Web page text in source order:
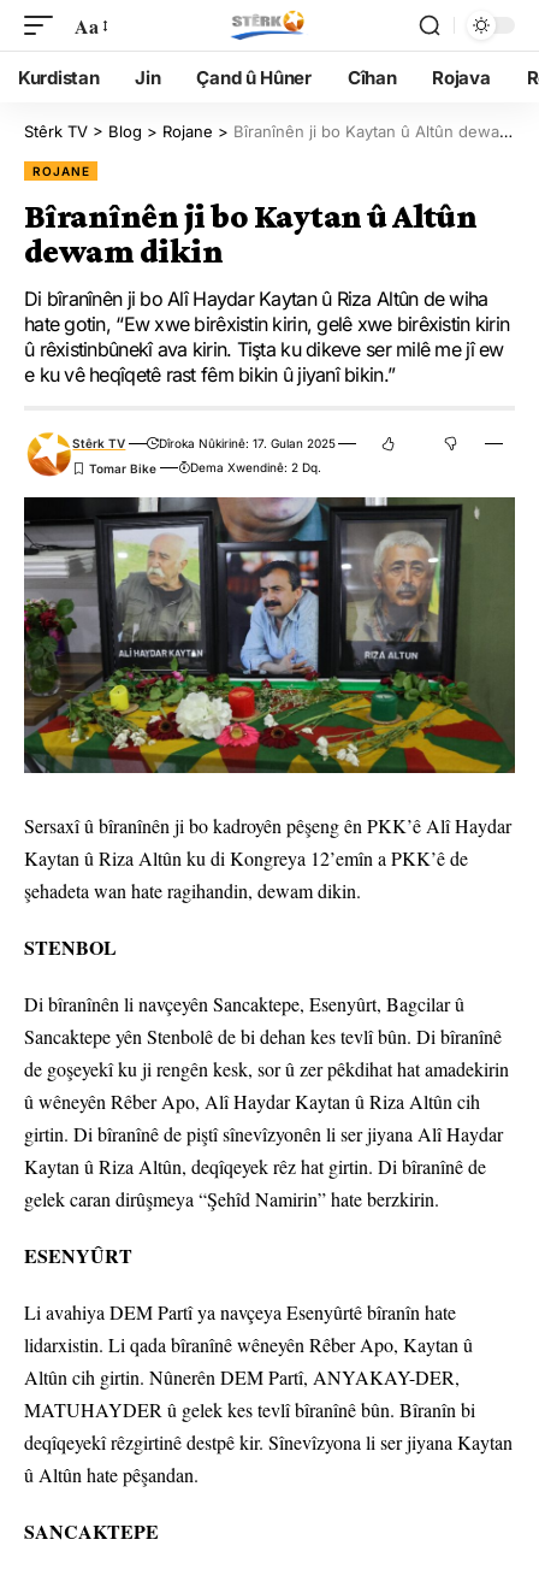
Aa
Kurdistan Jin Çand û Hûner Cîhan Rojava
Stêrk TV > Blog > Rojane > Bîranînên ji bo Kaytan û Altûn dewam dikin
ROJANE
Bîranînên ji bo Kaytan û Altûn
dewam dikin
Di bîranînên ji bo Alî Haydar Kaytan û Riza Altûn de wiha
hate gotin, “Ew xwe birêxistin kirin, gelê xwe birêxistin kirin
û rêxistinbûnekî ava kirin. Tişta ku dikeve ser milê me jî ew
e ku vê heqîqetê rast fêm bikin û jiyanî bikin.”
Stêrk TV
Dîroka Nûkirinê: 17. Gulan 2025
Dema Xwendinê: 2 Dq.
Sersaxî û bîranînên ji bo kadroyên pêşeng ên PKK’ê Alî Haydar
Kaytan û Riza Altûn ku di Kongreya 12’emîn a PKK’ê de
şehadeta wan hate ragihandin, dewam dikin.
STENBOL
Di bîranînên li navçeyên Sancaktepe, Esenyûrt, Bagcilar û
Sancaktepe yên Stenbolê de bi dehan kes tevlî bûn. Di bîranînê
de goşeyekî ku ji rengên kesk, sor û zer pêkdihat hat amadekirin
û wêneyên Rêber Apo, Alî Haydar Kaytan û Riza Altûn cih
girtin. Di bîranînê de piştî sînevîzyonên li ser jiyana Alî Haydar
Kaytan û Riza Altûn, deqîqeyek rêz hat girtin. Di bîranînê de
gelek caran dirûşmeya “Şehîd Namirin” hate berzkirin.
ESENYÛRT
Li avahiya DEM Partî ya navçeya Esenyûrtê bîranîn hate
lidarxistin. Li qada bîranînê wêneyên Rêber Apo, Kaytan û
Altûn cih girtin. Nûnerên DEM Partî, ANYAKAY-DER,
MATUHAYDER û gelek kes tevlî bîranînê bûn. Bîranîn bi
deqîqeyekî rêzgirtinê destpê kir. Sînevîzyona li ser jiyana Kaytan
û Altûn hate pêşandan.
SANCAKTEPE